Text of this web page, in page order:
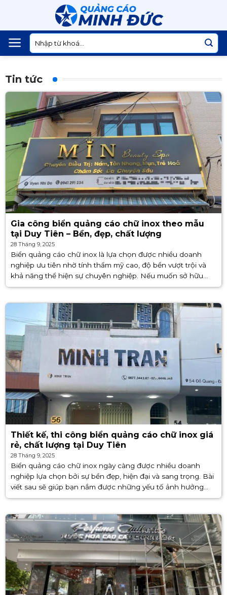
content
Tìm
kiếm:
Tin tức
Gia công biển quảng cáo chữ inox theo mẫu
tại Duy Tiên – Bền, đẹp, chất lượng
28 Tháng 9, 2025
Biển quảng cáo chữ inox là lựa chọn được nhiều doanh
nghiệp ưu tiên nhờ tính thẩm mỹ cao, độ bền vượt trội và
khả năng thể hiện sự chuyên nghiệp. Nếu muốn sở hữu
mẫu biển quảng cáo phù [...]
Thiết kế, thi công biển quảng cáo chữ inox giá
rẻ, chất lượng tại Duy Tiên
28 Tháng 9, 2025
Biển quảng cáo chữ inox ngày càng được nhiều doanh
nghiệp lựa chọn bởi sự bền đẹp, hiện đại và sang trọng. Bài
viết sau sẽ giúp bạn nắm được những yếu tố ảnh hưởng
đến chất lượng loại biển [...]